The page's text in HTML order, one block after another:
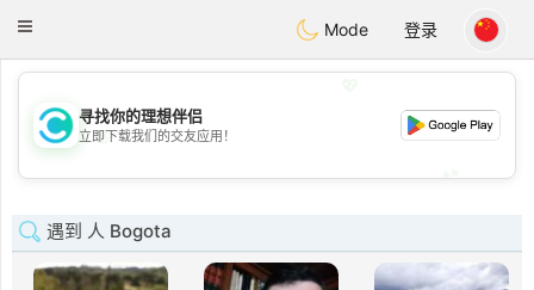
Citas
Toggle
Mode 登录
💖
💕
寻找你的理想伴侣
立即下载我们的交友应用！
遇到 人 Bogota